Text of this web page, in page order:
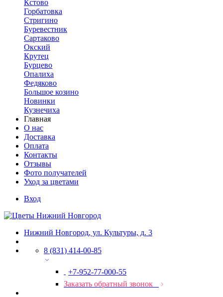
Кстово
Горбатовка
Стригино
Буревестник
Сартаково
Окский
Крутец
Бурцево
Опалиха
Федяково
Большое козино
Новинки
Кузнечиха
Главная
О нас
Доставка
Оплата
Контакты
Отзывы
Фото получателей
Уход за цветами
Вход
Нижний Новгород, ул. Культуры, д. 3
8 (831) 414-00-85
+7-952-77-000-55
Заказать обратный звонок